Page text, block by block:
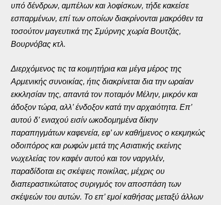
υπό δένδρων, αμπέλων και λοφίσκων, τήδε κακείσε
εσπαρμένων, επί των οποίων διακρίνονται μακρόθεν τα
τοσούτον μαγευτικά της Σμύρνης χωρία Βουτζάς,
Βουρνόβας κτλ.
Διερχόμενος τις τα κοιμητήρια και μέγα μέρος της
Αρμενικής συνοικίας, ήτις διακρίνεται δια την ωραίαν
εκκλησίαν της, απαντά τον ποταμόν Μέλην, μικρόν και
άδοξον τώρα, αλλ’ ένδοξον κατά την αρχαιότητα. Επ’
αυτού δ’ ενιαχού εισίν ωκοδομημένα δίκην
παραπηγμάτων καφενεία, εφ’ ων καθήμενος ο κεκμηκώς
οδοιπόρος και ρωφών μετά της Ασιατικής εκείνης
νωχελείας τον καφέν αυτού και τον ναργιλέν,
παραδίδοται εις σκέψεις ποικίλας, μέχρις ου
διαπεραστικώτατος συριγμός τον αποσπάση των
σκέψεών του αυτών. Το επ’ εμοί καθήσας μεταξύ άλλων